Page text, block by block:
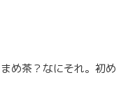
め茶？なにそれ。初め